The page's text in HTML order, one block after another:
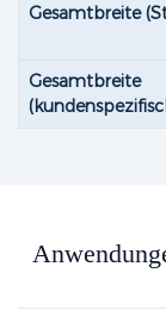
Gesamtbreite
Gesamtbreite